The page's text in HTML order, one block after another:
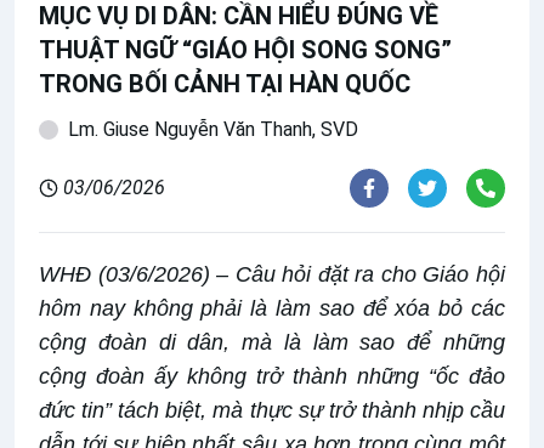
MỤC VỤ DI DÂN: CẦN HIỂU ĐÚNG VỀ
THUẬT NGỮ “GIÁO HỘI SONG SONG”
TRONG BỐI CẢNH TẠI HÀN QUỐC
Lm. Giuse Nguyễn Văn Thanh, SVD
03/06/2026
WHĐ (03/6/2026) – Câu hỏi đặt ra cho Giáo hội
hôm nay không phải là làm sao để xóa bỏ các
cộng đoàn di dân, mà là làm sao để những
cộng đoàn ấy không trở thành những “ốc đảo
đức tin” tách biệt, mà thực sự trở thành nhịp cầu